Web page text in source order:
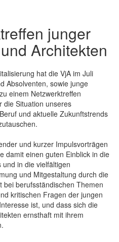
junger
Architekten
hat die VjA im Juli
Absolventen, sowie junge
einem Netzwerktreffen
die Situation unseres
und aktuelle Zukunftstrends
und kurzer Impulsvorträgen
damit einen guten Einblick in die
in die vielfältigen
und Mitgestaltung durch die
bei berufsständischen Themen
kritischen Fragen der jungen
ist, und dass sich die
ernsthaft mit ihrem